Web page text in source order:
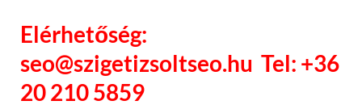
Elérhetőség:
seo@szigetizsoltseo.hu Tel: +36
20 210 5859